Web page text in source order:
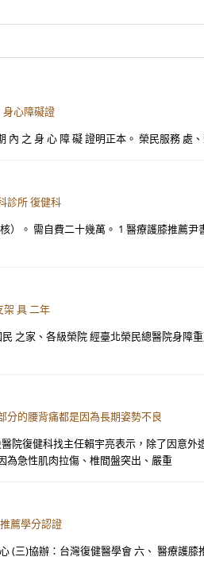
身心障礙證
內 之 身 心 障 礙 證明正本。 榮民服務
診所 復健科
）。 需自費二十幾萬。 1 醫療護膝推薦
架 具 二年
之家、各級榮院 經臺北榮民總醫院身
分的腰背痛都是因為長期姿勢不良
院復健科找主任賴宇亮表示，除了因意
為急性肌肉拉傷、椎間盤突出、嚴重
薦學分認證
(三)協辦：台灣復健醫學會 六、 醫療護